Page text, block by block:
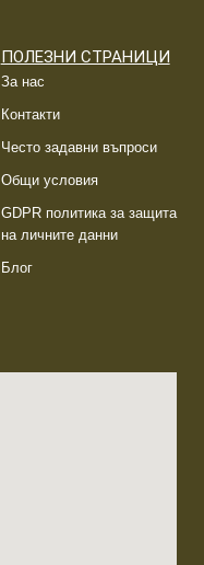
ПОЛЕЗНИ СТРАНИЦИ
За нас
Контакти
Често задавни въпроси
Общи условия
GDPR политика за защита
на личните данни
Блог